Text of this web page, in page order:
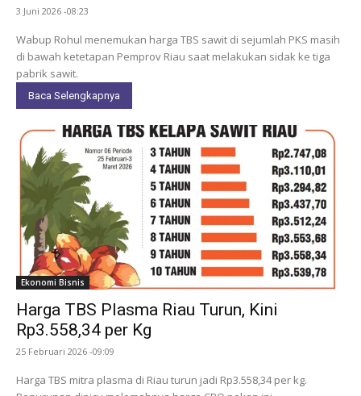
3 Juni 2026 -08:23
Wabup Rohul menemukan harga TBS sawit di sejumlah PKS masih
di bawah ketetapan Pemprov Riau saat melakukan sidak ke tiga
pabrik sawit.
Baca Selengkapnya
Ekonomi Bisnis
Harga TBS Plasma Riau Turun, Kini
Rp3.558,34 per Kg
25 Februari 2026 -09:09
Harga TBS mitra plasma di Riau turun jadi Rp3.558,34 per kg.